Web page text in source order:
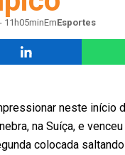
11h05minEmEsportes
neste início
na Suíça, e
colocada